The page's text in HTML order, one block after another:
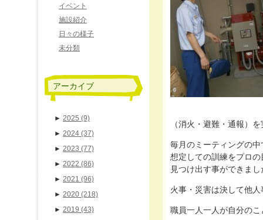
（消火・避難・通報）
毎月のミーティングの
想定しての訓練をプロ
見つけ出す事ができまし
火事・災害は決して他
職員一人一人が自分の
イベント
施設紹介
日々の様子
未分類
アーカイブ
► 2025 (9)
► 2024 (37)
► 2023 (77)
► 2022 (86)
► 2021 (96)
► 2020 (218)
► 2019 (43)